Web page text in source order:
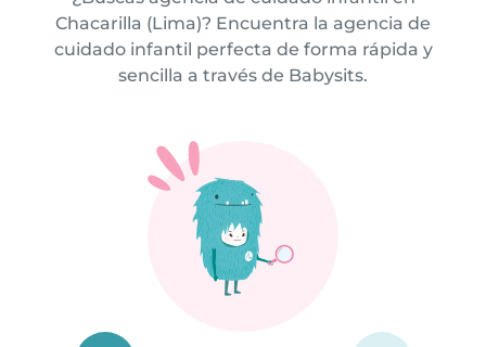
Chacarilla (Lima)? Encuentra la agencia de
cuidado infantil perfecta de forma rápida y
sencilla a través de Babysits.